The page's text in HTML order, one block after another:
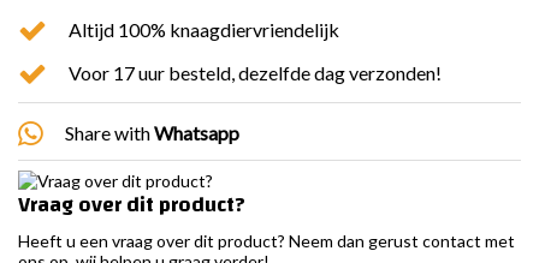
Altijd 100% knaagdiervriendelijk
Voor 17 uur besteld, dezelfde dag verzonden!
Share withWhatsapp
Vraag over dit product?
Heeft u een vraag over dit product? Neem dan gerust contact met